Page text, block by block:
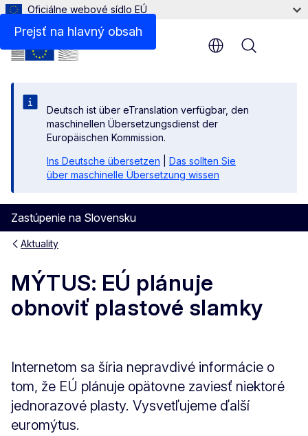
Prejsť na hlavný obsah
Oficiálne webové sídlo EÚ
Deutsch ist über eTranslation verfügbar, den
maschinellen Übersetzungsdienst der
Europäischen Kommission.
Ins Deutsche übersetzen
Das sollten Sie
über maschinelle Übersetzung wissen
Zastúpenie na Slovensku
Menu
Aktuality
MÝTUS: EÚ plánuje
obnoviť plastové slamky
Internetom sa šíria nepravdivé informácie o
tom, že EÚ plánuje opätovne zaviesť niektoré
jednorazové plasty. Vysvetľujeme ďalší
euromýtus.